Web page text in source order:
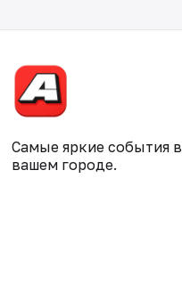
Самые яркие события в
вашем городе.